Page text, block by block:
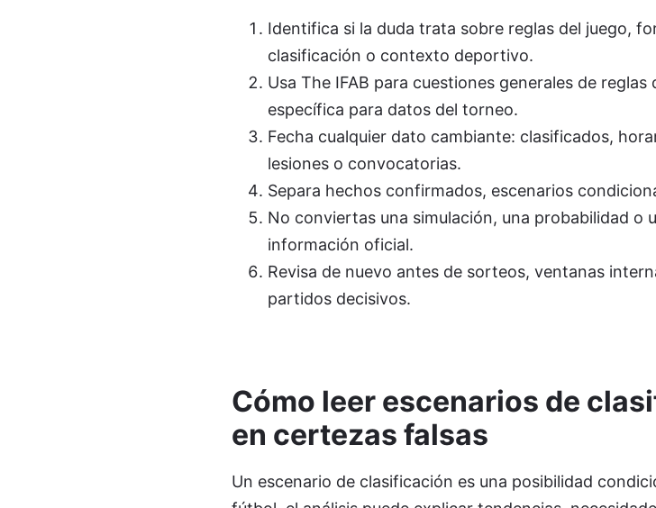
Identifica si la duda trata sobre reglas del juego,
clasificación o contexto deportivo.
Usa The IFAB para cuestiones generales de
específica para datos del torneo.
Fecha cualquier dato cambiante: clasificados,
lesiones o convocatorias.
Separa hechos confirmados, escenarios
No conviertas una simulación, una probabilidad o
información oficial.
Revisa de nuevo antes de sorteos, ventanas
partidos decisivos.
Cómo leer escenarios de
en certezas falsas
Un escenario de clasificación es una posibilidad